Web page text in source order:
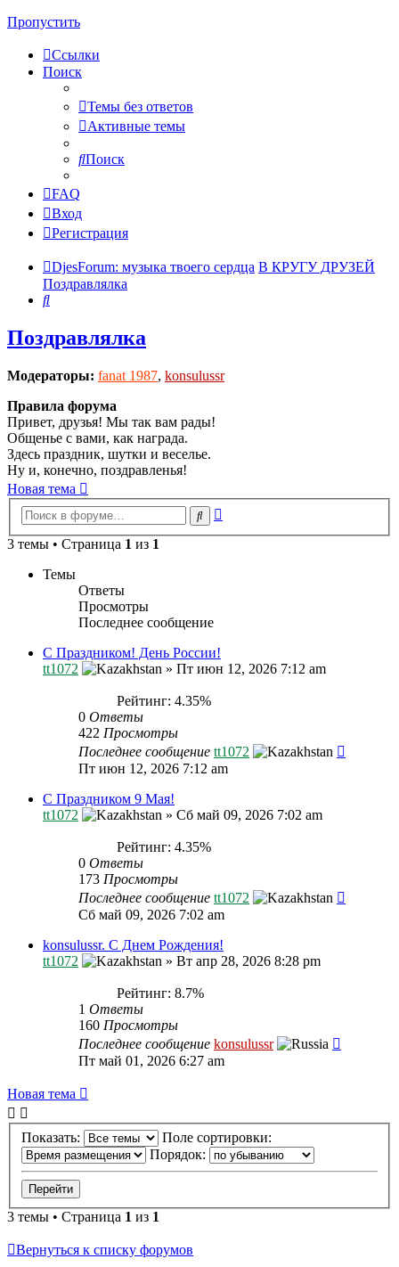
Пропустить
Ссылки
Поиск
Темы без ответов
Активные темы
Поиск
FAQ
Вход
Регистрация
DjesForum: музыка твоего сердца В КРУГУ ДРУЗЕЙ
Поздравлялка
Поиск
Поздравлялка
Модераторы: fanat 1987, konsulussr
Правила форума
Привет, друзья! Мы так вам рады!
Общенье с вами, как награда.
Здесь праздник, шутки и веселье.
Ну и, конечно, поздравленья!
Новая тема
Поиск
3 темы • Страница 1 из 1
Темы
Ответы
Просмотры
Последнее сообщение
С Праздником! День России!
tt1072
» Пт июн 12, 2026 7:12 am
Рейтинг: 4.35%
0 Ответы
422 Просмотры
Последнее сообщение tt1072
Пт июн 12, 2026 7:12 am
С Праздником 9 Мая!
tt1072
» Сб май 09, 2026 7:02 am
Рейтинг: 4.35%
0 Ответы
173 Просмотры
Последнее сообщение tt1072
Сб май 09, 2026 7:02 am
konsulussr. С Днем Рождения!
tt1072
» Вт апр 28, 2026 8:28 pm
Рейтинг: 8.7%
1 Ответы
160 Просмотры
Последнее сообщение konsulussr
Пт май 01, 2026 6:27 am
Новая тема
Показать:
Поле сортировки:
Порядок:
3 темы • Страница 1 из 1
Вернуться к списку форумов